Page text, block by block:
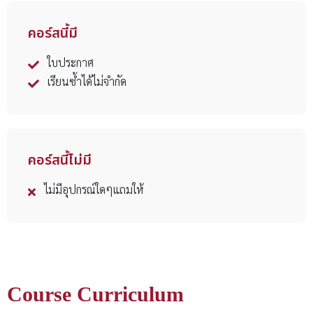
คอร์สนี้มี
ใบประกาศ
เรียนซ้ำได้ไม่จำกัด
คอร์สนี้ไม่มี
ไม่มีอุปกรณ์ใดๆแถมให้
Course Curriculum